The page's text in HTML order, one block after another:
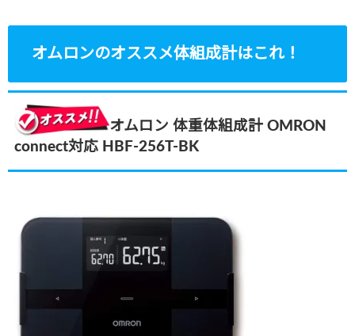
オムロンのオススメ体組成計はこれ！
オムロン 体重体組成計 OMRON
connect対応 HBF-256T-BK